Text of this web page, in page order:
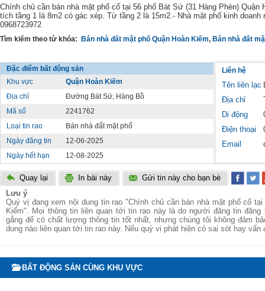
Chính chủ cần bán nhà mặt phố cổ tại 56 phố Bát Sứ (31 Hàng Phèn) Quận
tích tầng 1 là 8m2 có gác xép. Từ tầng 2 là 15m2.- Nhà mặt phố kinh
0968723972
Tìm kiếm theo từ khóa: Bán nhà đất mặt phố Quận Hoàn Kiếm, Bán nhà đất
Đặc điểm bất động sản
Khu vực
Quận Hoàn Kiếm
Địa chỉ
Đường Bát Sứ, Hàng Bồ
Mã số
2241762
Loại tin rao
Bán nhà đất mặt phố
Ngày đăng tin
12-06-2025
Ngày hết hạn
12-08-2025
Liên hệ
Tên liên lạc
Địa chỉ
Di động
Điện thoại
Email
Quay lại In bài này
Gửi tin này cho bạn bè
Lưu ý
Quý vị đang xem nội dung tin rao "Chính chủ cần bán nhà mặt phố cổ
Kiếm". Mọi thông tin liên quan tới tin rao này là do người đăng tin
gắng để có chất lượng thông tin tốt nhất, nhưng chúng tôi không đảm
dung nào liên quan tới tin rao này. Nếu quý vị phát hiện có sai sót hay
BẤT ĐỘNG SẢN CÙNG KHU VỰC